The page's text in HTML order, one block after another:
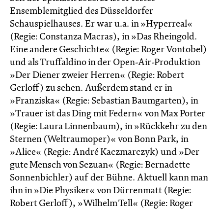
Ensemblemitglied des Düsseldorfer
Schauspielhauses. Er war u.a. in »Hyperreal«
(Regie: Constanza Macras), in »Das Rheingold.
Eine andere Geschichte« (Regie: Roger Vontobel)
und als Truffaldino in der Open-Air-Produktion
»Der Diener zweier Herren« (Regie: Robert
Gerloff) zu sehen. Außerdem stand er in
»Franziska« (Regie: Sebastian Baumgarten), in
»Trauer ist das Ding mit Federn« von Max Porter
(Regie: Laura Linnenbaum), in »Rückkehr zu den
Sternen (Weltraumoper)« von Bonn Park, in
»Alice« (Regie: André Kaczmarczyk) und »Der
gute Mensch von Sezuan« (Regie: Bernadette
Sonnenbichler) auf der Bühne. Aktuell kann man
ihn in »Die Physiker« von Dürrenmatt (Regie:
Robert Gerloff), »Wilhelm Tell« (Regie: Roger